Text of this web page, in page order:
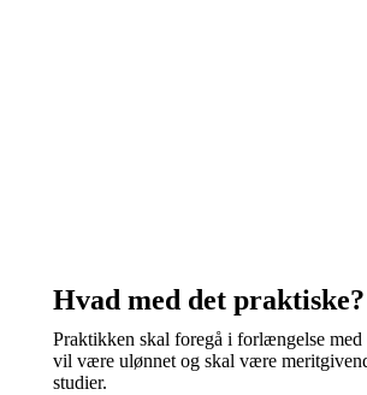
Hvad med det praktiske?
Praktikken skal foregå i forlængelse
vil være ulønnet og skal være
studier.